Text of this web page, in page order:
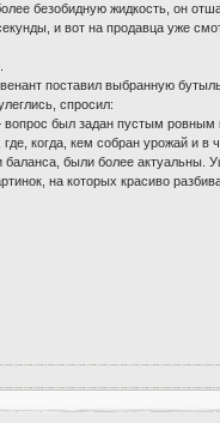
безобидную жидкость, он
и вот на продавца уже
поставил выбранную
спросил:
был задан пустым ровным
когда, кем собран урожай и в
баланса, были более
на которых красиво